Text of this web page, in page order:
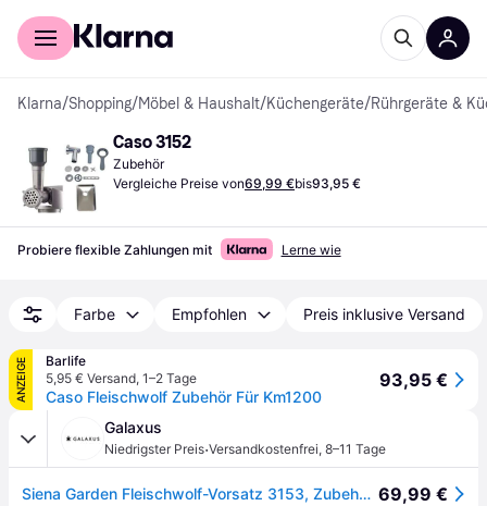
Für Shopper
Klarna/Shopping/Möbel & Haushalt/Küchengeräte/Rührgeräte &
Caso 3152
Zubehör
Vergleiche Preise von69,99 €bis93,95 €
Probiere flexible Zahlungen mit Lerne wie
Farbe Empfohlen Preis inklusive Versand
ANZEIGE
Barlife
5,95 € Versand, 1–2 Tage
Caso Fleischwolf Zubehör Für Km1200
93,95 €
Galaxus
Niedrigster Preis·Versandkostenfrei, 8–11 Tage
Siena Garden Fleischwolf-Vorsatz 3153, Zubehör Küchengeräte, Silber 69,99 €